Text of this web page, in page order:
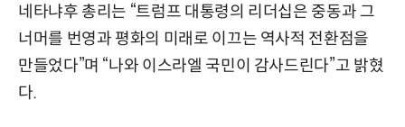
네타냐후 총리는 “트럼프 대통령의 리더십은 중동과 그
너머를 번영과 평화의 미래로 이끄는 역사적 전환점을
만들었다”며 “나와 이스라엘 국민이 감사드린다”고 밝혔
다.